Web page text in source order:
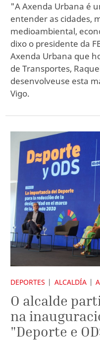
"A Axenda Urbana é
entender as cidades,
medioambiental,
dixo o presidente da
Axenda Urbana que
de Transportes,
desenvolveuse esta
Vigo.
DEPORTES ALCALDÍA
O alcalde
na
"Deporte e